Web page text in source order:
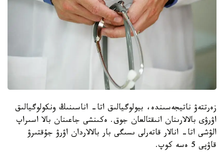
زەرتتەۋ ناتيجەسىندە، بيولوگيالىق اتا- اناسىنىڭ ونكولوگيالىق
اۋرۋى بالالارىنان انىقتالعان جوق. ەكىنشى جاعىنان بالا اسىراپ
الۋشى اتا- انالار قاتەرلى ىسىگى بار بالالاردان اۋرۋ جۇقتىرۋ
قاۋپى 5 ەسە كوپ.